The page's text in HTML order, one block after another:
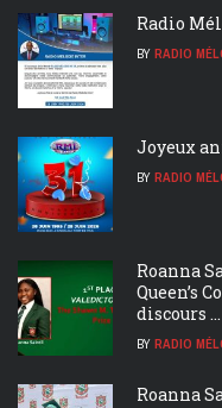
Radio
BY RADIO
Joyeux
BY RADIO
Roanna
Queen’s
discours ...
BY RADIO
Roanna